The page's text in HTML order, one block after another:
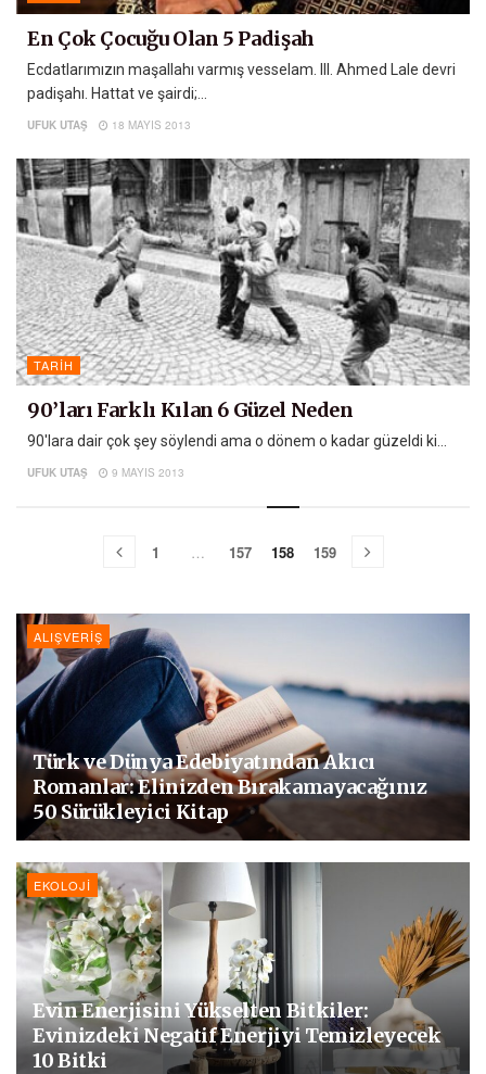
En Çok Çocuğu Olan 5 Padişah
Ecdatlarımızın maşallahı varmış vesselam. III. Ahmed Lale devri
padişahı. Hattat ve şairdi;...
UFUK UTAŞ 18 MAYIS 2013
TARIH
90’ları Farklı Kılan 6 Güzel Neden
90'lara dair çok şey söylendi ama o dönem o kadar güzeldi ki...
UFUK UTAŞ 9 MAYIS 2013
1 … 157 158 159
ALIŞVERIŞ
Türk ve Dünya Edebiyatından Akıcı
Romanlar: Elinizden Bırakamayacağınız
50 Sürükleyici Kitap
EKOLOJI
Evin Enerjisini Yükselten Bitkiler:
Evinizdeki Negatif Enerjiyi Temizleyecek
10 Bitki